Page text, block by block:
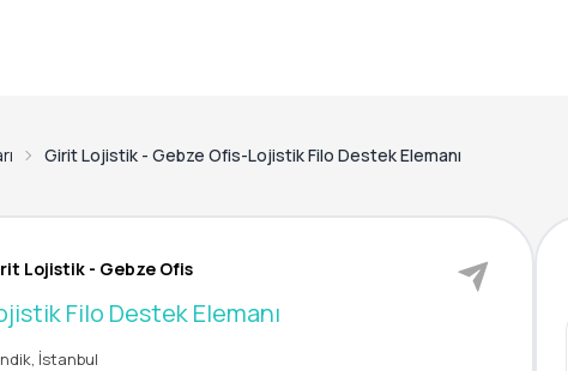
Girit Lojistik - Gebze Ofis-Lojistik Filo Destek Elemanı
Lojistik - Gebze Ofis
Filo Destek Elemanı
İstanbul